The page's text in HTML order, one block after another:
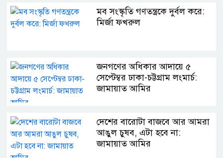
মব সংস্কৃতি গণতন্ত্রকে দুর্বল করে:
মির্জা ফখরুল
জনগণের অধিকার আদায়ে ৫
সেপ্টেম্বর ঢাকা-চট্টগ্রাম লংমার্চ:
জামায়াত আমির
দেশের বারোটা বাজবে আর আমরা
আঙুল চুষব, এটা হবে না:
জামায়াত আমির